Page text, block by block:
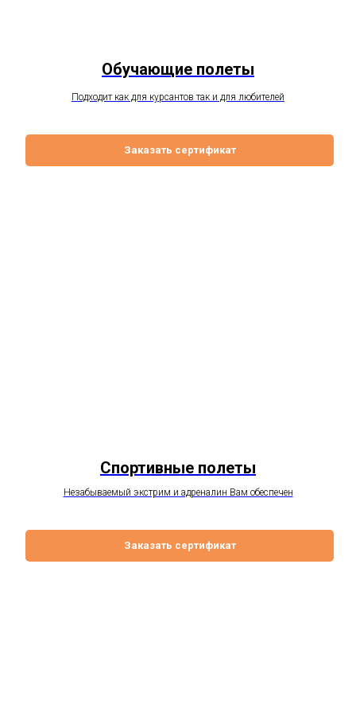
Обучающие полеты
Подходит как для курсантов так и для любителей
Заказать сертификат
Спортивные полеты
Незабываемый экстрим и адреналин Вам обеспечен
Заказать сертификат